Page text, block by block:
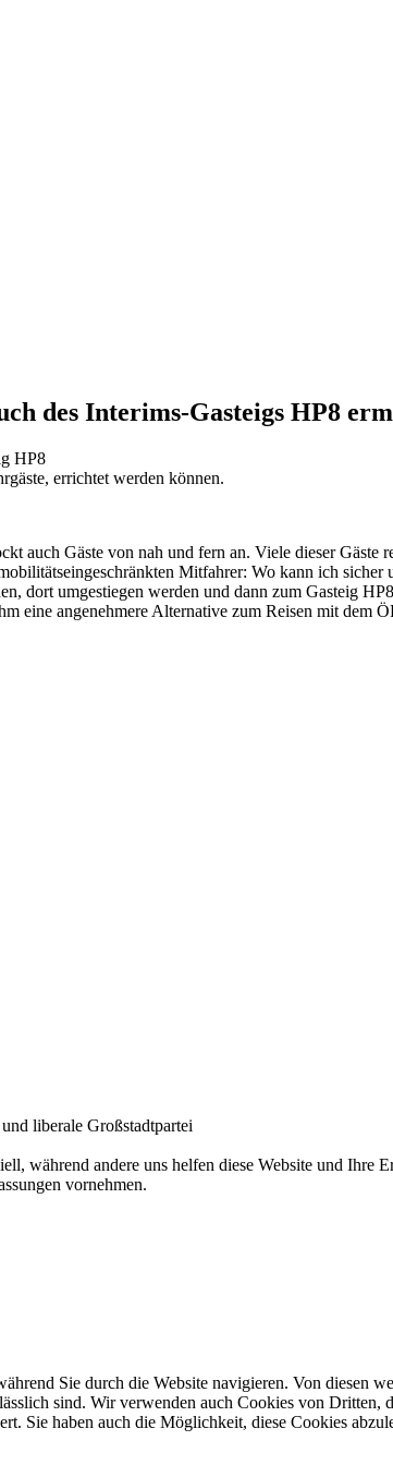
des Interims-Gasteigs HP8
HP8
errichtet werden können.
Gäste von nah und fern an. Viele dieser Gäste
Mitfahrer: Wo kann ich
dort umgestiegen werden und dann zum Gasteig
eine angenehmere Alternative zum Reisen mit dem
liberale Großstadtpartei
während andere uns helfen diese Website und
vornehmen.
Sie durch die Website navigieren. Von diesen
sind. Wir verwenden auch Cookies von Dritten,
Sie haben auch die Möglichkeit, diese Cookies